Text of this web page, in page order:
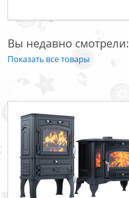
Вы недавно смотрели:
Показать все товары